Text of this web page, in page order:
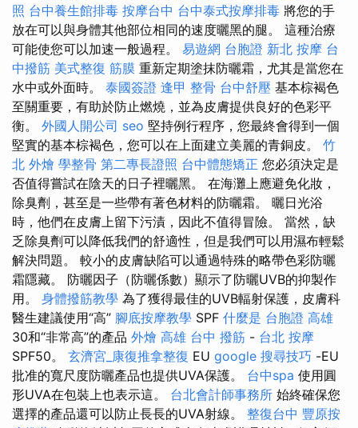
照 台中養生館排毒 按摩台中 台中泰式按摩排毒 將您的手
放在可以與身體其他部位相同的速度曬黑的腿。 這種治療
可能使您可以加速一般過程。 易遊網 台胞證 新北 按摩 台
中撥筋 美式整復 筋膜 重新定期塗抹防曬霜，尤其是當您在
水中或外面時。 泰國簽證 逢甲 整骨 台中舒壓 基本棕褐色
至關重要，有助於防止燃燒，並為皮膚提供良好的色彩平
衡。 外國人開公司 seo 堅持例行程序，您最終會得到一個
堅實的基本棕褐色，您可以在上面建立美麗的青銅皮。 竹
北 外燴 學整骨 第二專長證照 台中體態矯正 您必須決定是
否值得嘗試在陰天的日子裡曬黑。 在海灘上應避免化妝，
除臭劑，甚至是一些帶有著色材料的防曬霜。 曬日光浴
時，他們在皮膚上留下污漬，因此不值得冒險。 當然，缺
乏除臭劑可以降低我們的舒適性，但是我們可以用濕布輕鬆
解決問題。 較小的皮膚缺陷可以通過特殊的略帶色彩防曬
霜隱藏。 防曬因子（防曬係數）顯示了防曬UVB的抑製作
用。 身體撥筋教學 為了獲得最佳的UVB輻射保護，皮膚科
醫生建議使用“高” 腳底按摩教學 SPF 什麼是 台胞證 高雄
30和“非常高”的產品 外燴 高雄 台中 撥筋 - 台北 按摩
SPF50。 玄濟宮_康復推拿整復 EU google 搜尋技巧 -EU
批准的寬尺度防曬產品也提供UVA保護。 台中spa 使用圓
形UVA在包裝上也表示這。 台北會計師事務所 始終確保您
選擇的產品還可以防止長長的UVA射線。 整復台中 豐原按